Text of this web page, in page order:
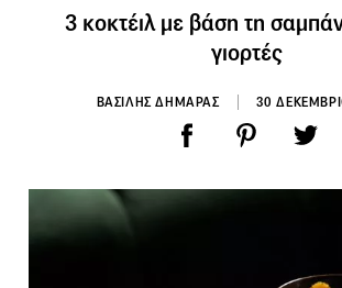
3 κοκτέιλ με βάση τη
γιορτές
ΒΑΣΙΛΗΣ ΔΗΜΑΡΑΣ 30